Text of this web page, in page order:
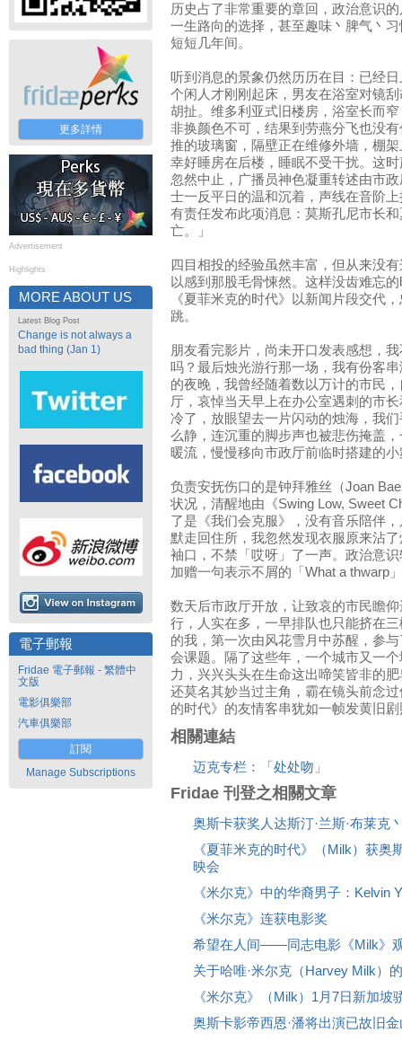
更多詳情
Advertisement
Highlights
MORE ABOUT US
Latest Blog Post
Change is not always a
bad thing (Jan 1)
電子郵報
Fridae 電子郵報 - 繁體中
文版
電影俱樂部
汽車俱樂部
訂閱
Manage Subscriptions
历史占了非常重要的章回，政治意识
一生路向的选择，甚至趣味丶脾气丶
短短几年间。
听到消息的景象仍然历历在目：已经
个闲人才刚刚起床，男友在浴室对镜
胡扯。维多利亚式旧楼房，浴室长而
非换颜色不可，结果到劳燕分飞也没
推的玻璃窗，隔壁正在维修外墙，棚
幸好睡房在后楼，睡眠不受干扰。这
忽然中止，广播员神色凝重转述由市
士一反平日的温和沉着，声线在音阶
有责任发布此项消息：莫斯孔尼市长
亡。」
四目相投的经验虽然丰富，但从来没
以感到那股毛骨悚然。这样没齿难忘
《夏菲米克的时代》以新闻片段交代
跳。
朋友看完影片，尚未开口发表感想，
吗？最后烛光游行那一场，我有份客
的夜晚，我曾经随着数以万计的市民
厅，哀悼当天早上在办公室遇刺的市
冷了，放眼望去一片闪动的烛海，我
么静，连沉重的脚步声也被悲伤掩盖
暖流，慢慢移向市政厅前临时搭建的
负责安抚伤口的是钟拜雅丝（Joan
状况，清醒地由《Swing Low, Sweet
了是《我们会克服》，没有音乐陪伴
默走回住所，我忽然发现衣服原来沾
袖口，不禁「哎呀」了一声。政治意
加赠一句表示不屑的「What a thwarp
数天后市政厅开放，让致哀的市民瞻
行，人实在多，一早排队也只能挤在
的我，第一次由风花雪月中苏醒，参
会课题。隔了这些年，一个城市又一
力，兴兴头头在生命这出啼笑皆非的
还莫名其妙当过主角，霸在镜头前念
的时代》的友情客串犹如一帧发黄旧
相關連結
迈克专栏：「处处吻」
Fridae 刊登之相關文章
奥斯卡获奖人达斯汀·兰斯·布莱克
《夏菲米克的时代》（Milk）获
映会
《米尔克》中的华裔男子：Kelvin
《米尔克》连获电影奖
希望在人间——同志电影《Milk》
关于哈唯·米尔克（Harvey Milk）
《米尔克》（Milk）1月7日新加坡
奥斯卡影帝西恩·潘将出演已故旧